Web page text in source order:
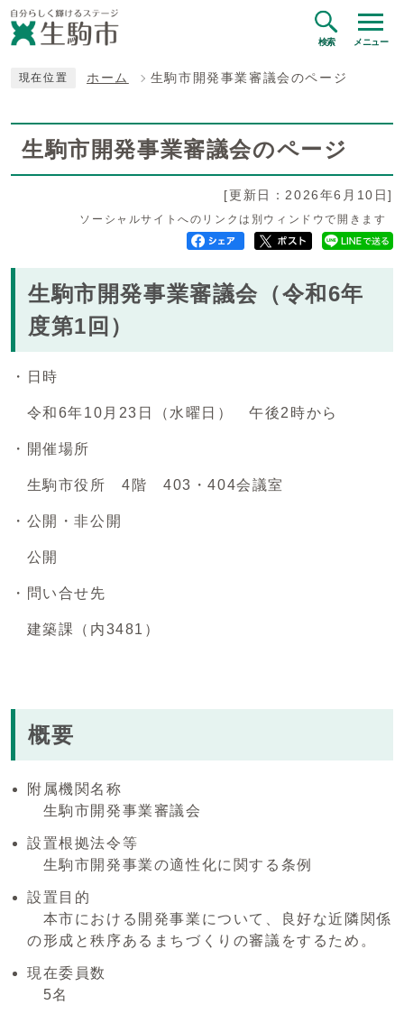
検索 メニュー
現在位置 ホーム 生駒市開発事業審議会のページ
生駒市開発事業審議会のページ
[更新日：2026年6月10日]
ソーシャルサイトへのリンクは別ウィンドウで開きます
生駒市開発事業審議会（令和6年
度第1回）
・日時
令和6年10月23日（水曜日） 午後2時から
・開催場所
生駒市役所 4階 403・404会議室
・公開・非公開
公開
・問い合せ先
建築課（内3481）
概要
附属機関名称
生駒市開発事業審議会
設置根拠法令等
生駒市開発事業の適性化に関する条例
設置目的
本市における開発事業について、良好な近隣関係
の形成と秩序あるまちづくりの審議をするため。
現在委員数
5名